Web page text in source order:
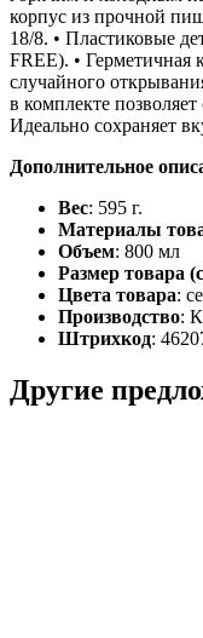
корпус из прочной
18/8. • Пластиковые
FREE). •
случайного
в комплекте
Идеально сохраняет
Дополнительное
Вес: 595 г.
Материалы
Объем: 800 мл
Размер товара
Цвета товара:
Производство:
Штрихкод:
Другие